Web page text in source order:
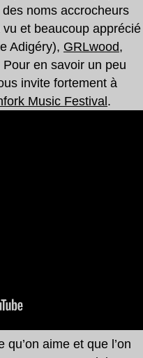
noms accrocheurs
vu et beaucoup apprécié
Adigéry), GRLwood,
Pour en savoir un peu
invite fortement à
Music Festival.
qu’on aime et que l’on